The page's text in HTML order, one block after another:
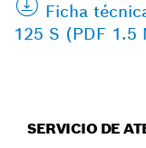
Ficha
125 S (PDF 1.5
SERVICIO DE